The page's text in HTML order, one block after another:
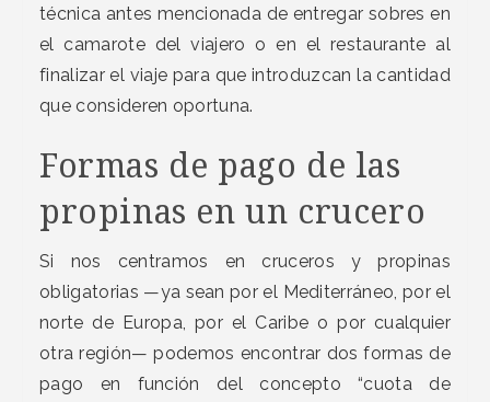
técnica antes mencionada de entregar sobres en
el camarote del viajero o en el restaurante al
finalizar el viaje para que introduzcan la cantidad
que consideren oportuna.
Formas de pago de las
propinas en un crucero
Si nos centramos en cruceros y propinas
obligatorias —ya sean por el Mediterráneo, por el
norte de Europa, por el Caribe o por cualquier
otra región— podemos encontrar dos formas de
pago en función del concepto “cuota de